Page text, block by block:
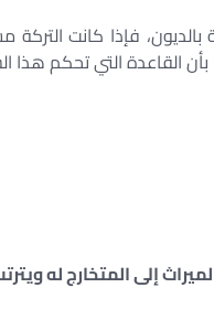
بالديون، فإذا كانت
القاعدة التي تحكم هذا